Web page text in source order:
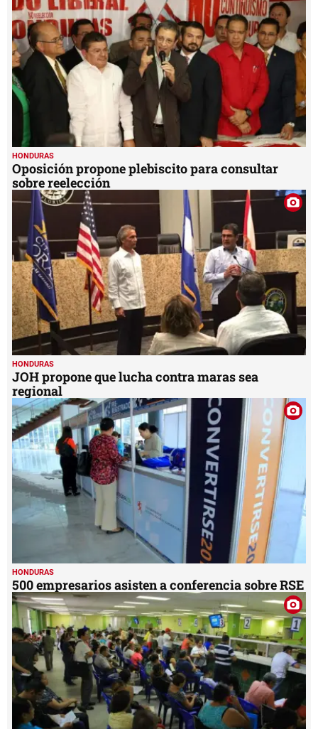
HONDURAS
Oposición propone plebiscito para consultar
sobre reelección
HONDURAS
JOH propone que lucha contra maras sea
regional
HONDURAS
500 empresarios asisten a conferencia sobre RSE